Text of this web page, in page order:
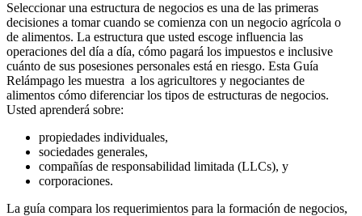
Seleccionar una estructura de negocios es una de las primeras
decisiones a tomar cuando se comienza con un negocio agrícola o
de alimentos. La estructura que usted escoge influencia las
operaciones del día a día, cómo pagará los impuestos e inclusive
cuánto de sus posesiones personales está en riesgo. Esta Guía
Relámpago les muestra a los agricultores y negociantes de
alimentos cómo diferenciar los tipos de estructuras de negocios.
Usted aprenderá sobre:
propiedades individuales,
sociedades generales,
compañías de responsabilidad limitada (LLCs), y
corporaciones.
La guía compara los requerimientos para la formación de negocios,